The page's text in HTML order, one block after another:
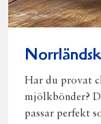
Har du provat
mjölkbönder?
passar perfekt